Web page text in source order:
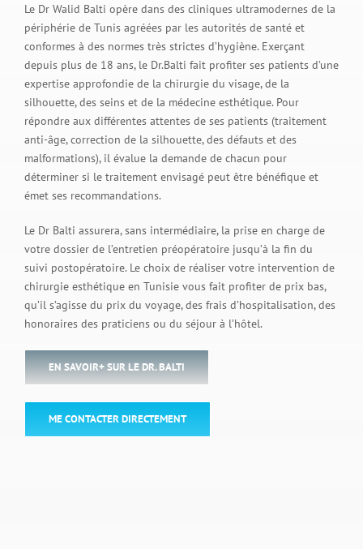
Le Dr Walid Balti opère dans des cliniques ultramodernes de la
périphérie de Tunis agréées par les autorités de santé et
conformes à des normes très strictes d’hygiène. Exerçant
depuis plus de 18 ans, le Dr.Balti fait profiter ses patients d’une
expertise approfondie de la chirurgie du visage, de la
silhouette, des seins et de la médecine esthétique. Pour
répondre aux différentes attentes de ses patients (traitement
anti-âge, correction de la silhouette, des défauts et des
malformations), il évalue la demande de chacun pour
déterminer si le traitement envisagé peut être bénéfique et
émet ses recommandations.
Le Dr Balti assurera, sans intermédiaire, la prise en charge de
votre dossier de l’entretien préopératoire jusqu’à la fin du
suivi postopératoire. Le choix de réaliser votre intervention de
chirurgie esthétique en Tunisie vous fait profiter de prix bas,
qu’il s’agisse du prix du voyage, des frais d’hospitalisation, des
honoraires des praticiens ou du séjour à l’hôtel.
EN SAVOIR+ SUR LE DR. BALTI
ME CONTACTER DIRECTEMENT